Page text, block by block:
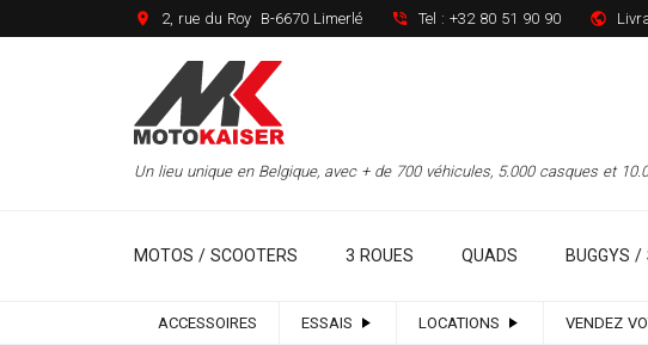
2, rue du Roy B-6670 Limerlé Tel : +32 80 51 90 90
Un lieu unique en Belgique, avec + de 700 véhicules, 5.000 casques et
MOTOS / SCOOTERS 3 ROUES QUADS BUGGYS /
ACCESSOIRES ESSAIS LOCATIONS VENDEZ